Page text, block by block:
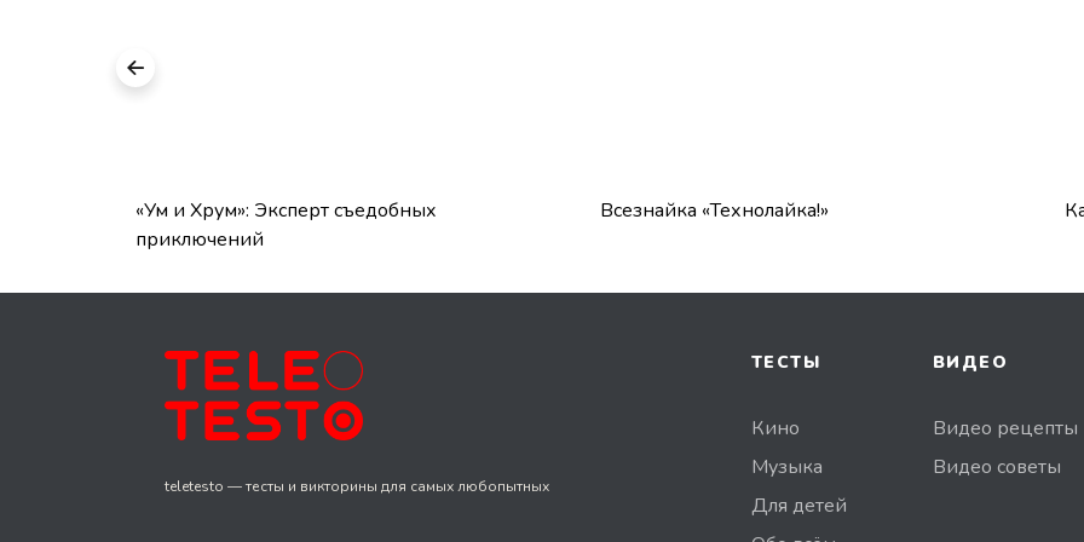
«Ум и Хрум»: Эксперт съедобных
приключений
Всезнайка «Технолайка!»
teletesto — тесты и викторины для самых любопытных
ТЕСТЫ
Кино
Музыка
Для детей
ВИДЕО
Видео рецепты
Видео советы